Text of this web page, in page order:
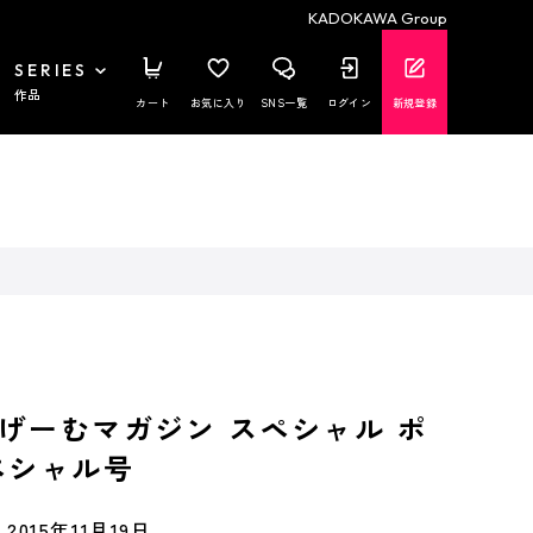
KADOKAWA Group
SERIES
作品 カート お気に入り SNS一覧 ログイン 新規登録
ーむマガジン スペシャル ポ
ャル号